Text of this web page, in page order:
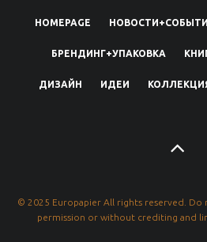
HOMEPAGE
БРЕНДИНГ+УПАКОВКА
ДИЗАЙН ИДЕИ
© 2025 Europapier All rights reserved.
permission or without crediting and